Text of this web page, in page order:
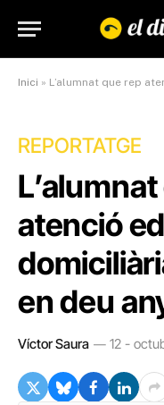
Inici » L’alumnat que rep
REPORTATGE
atenció
en deu
Víctor Saura 12 -